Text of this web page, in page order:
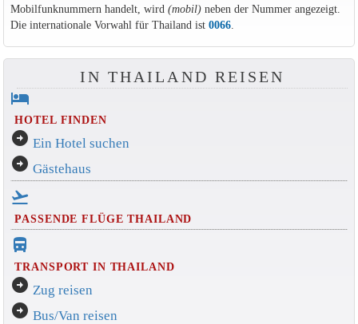
Mobilfunknummern handelt, wird (mobil)neben der Nummer angezeigt.
Die internationale Vorwahl für Thailand ist 0066.
IN THAILAND REISEN
hotel
HOTEL FINDEN
arrow_circle_right Ein Hotel suchen
arrow_circle_right Gästehaus
flight_takeoff
PASSENDE FLÜGE THAILAND
directions_bus_filled
TRANSPORT IN THAILAND
arrow_circle_right Zug reisen
arrow_circle_right Bus/Van reisen